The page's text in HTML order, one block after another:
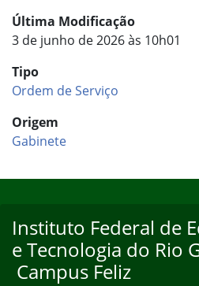
Última Modificação
3 de junho de 2026 às 10h01
Tipo
Ordem de Serviço
Origem
Gabinete
Instituto Federal de
e Tecnologia do Rio
Campus Feliz